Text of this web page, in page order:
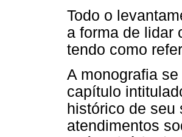
Todo o
a forma de lidar
tendo como
A monografia
capítulo
histórico de seu
atendimentos